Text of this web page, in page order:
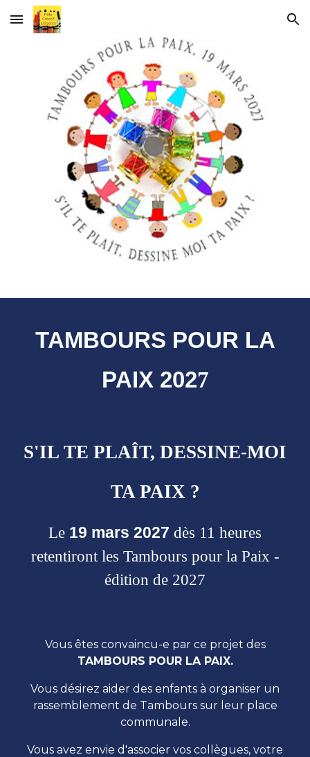
Skip to main content Skip to navigation
TAMBOURS POUR LA
PAIX 2027
S'IL TE PLAÎT, DESSINE-MOI
TA PAIX ?
Le 19 mars 2027 dès 11 heures
retentiront les Tambours pour la Paix -
édition de 2027
Vous êtes convaincu-e par ce projet des
TAMBOURS POUR LA PAIX.
Vous désirez aider des enfants à organiser un
rassemblement de Tambours sur leur place
communale.
Vous avez envie d'associer vos collègues, votre